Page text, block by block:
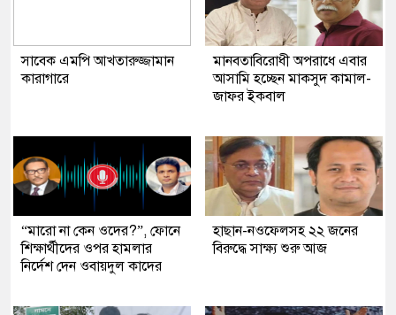
সাবেক এমপি আখতারুজ্জামান
কারাগারে
মানবতাবিরোধী অপরাধে এবার
আসামি হচ্ছেন মাকসুদ কামাল-
জাফর ইকবাল
“মারো না কেন ওদের?”, ফোনে
শিক্ষার্থীদের ওপর হামলার
নির্দেশ দেন ওবায়দুল কাদের
হাছান-নওফেলসহ ২২ জনের
বিরুদ্ধে সাক্ষ্য শুরু আজ